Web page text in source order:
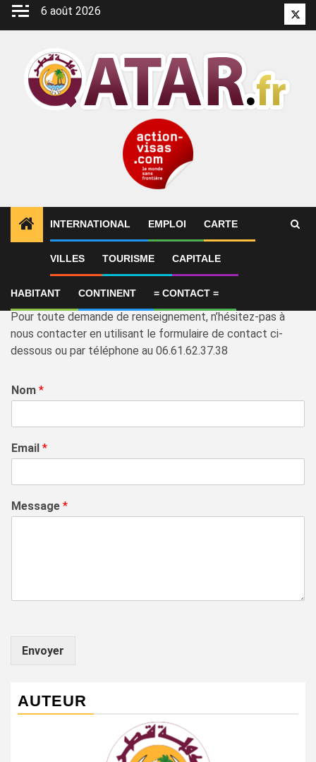
Aller
6 août 2026
INTERNATIONAL EMPLOI CARTE
VILLES TOURISME CAPITALE
HABITANT CONTINENT = CONTACT =
Contact
Site internet en vente:
Pour toute demande de renseignement, n’hésitez-pas à
nous contacter en utilisant le formulaire de contact ci-
dessous ou par téléphone au 06.61.62.37.38
Nom *
Email *
Message *
Envoyer
AUTEUR